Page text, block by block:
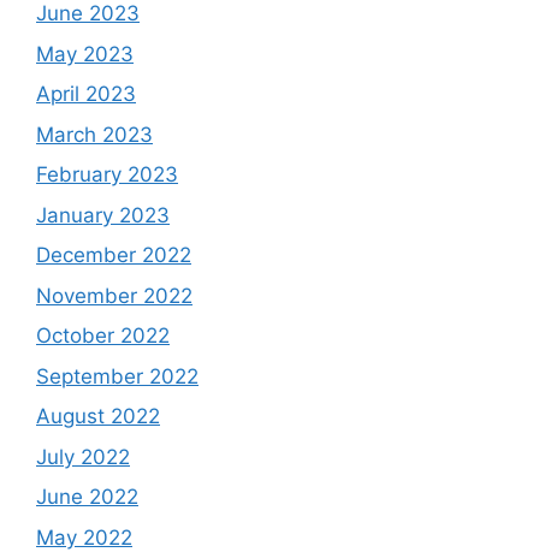
June 2023
May 2023
April 2023
March 2023
February 2023
January 2023
December 2022
November 2022
October 2022
September 2022
August 2022
July 2022
June 2022
May 2022